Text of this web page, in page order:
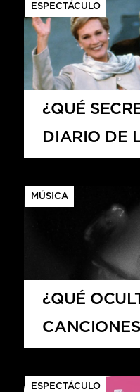
ESPECTÁCULO
¿QUÉ
DIARIO DE
MÚSICA
¿QUÉ
ESPECTÁCULO